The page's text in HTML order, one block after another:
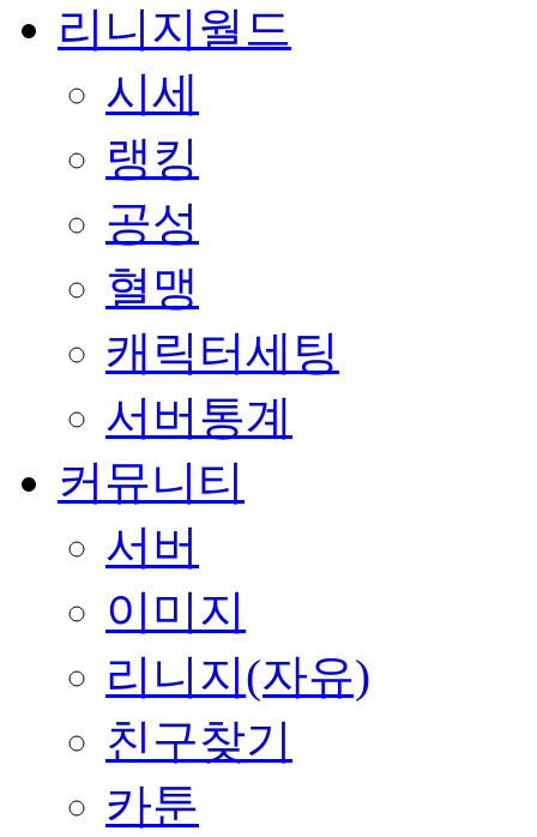
리니지월드
시세
랭킹
공성
혈맹
캐릭터세팅
서버통계
커뮤니티
서버
이미지
리니지(자유)
친구찾기
카툰